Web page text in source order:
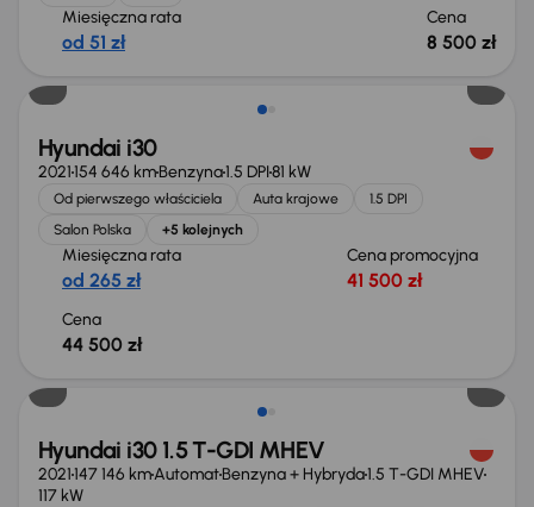
Miesięczna rata
od 51 zł
Cena
8 500 zł
Możliwość odliczenia VAT
Hyundai i30
2021154 646 kmBenzyna1.5 DPI81 kW
Od pierwszego właściciela Auta krajowe
1.5 DPI
Salon Polska
+5 kolejnych
Miesięczna rata
od 265 zł
Cena promocyjna
41 500 zł
Cena
44 500 zł
Hyundai i30 1.5 T-GDI MHEV
2021147 146 kmAutomatBenzyna + Hybryda1.5 T-GDI MHEV
117 kW